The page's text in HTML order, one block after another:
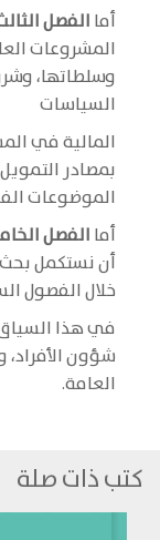
أماالفصل
المشروعات
وسلطاتها،
السياسات
المالية في
بمصادر
الموضوعات
أما الفصل
أن نستكمل
خلال الفصول
في هذا
شؤون
العامة.
كتب ذات صلة